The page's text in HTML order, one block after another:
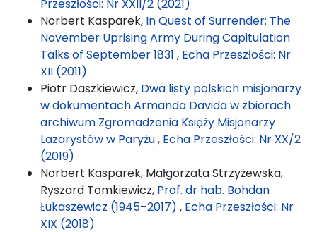
Przeszłości: Nr XXII/2 (2021)
Norbert Kasparek, In Quest of Surrender: The
November Uprising Army During Capitulation
Talks of September 1831 , Echa Przeszłości: Nr
XII (2011)
Piotr Daszkiewicz, Dwa listy polskich misjonarzy
w dokumentach Armanda Davida w zbiorach
archiwum Zgromadzenia Księży Misjonarzy
Lazarystów w Paryżu, Echa Przeszłości: Nr XX/2
(2019)
Norbert Kasparek, Małgorzata Strzyżewska,
Ryszard Tomkiewicz, Prof. dr hab. Bohdan
Łukaszewicz (1945–2017) , Echa Przeszłości: Nr
XIX (2018)